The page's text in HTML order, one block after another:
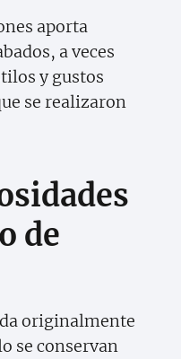
aporta
a veces
y gustos
se realizaron
de
originalmente
se conservan